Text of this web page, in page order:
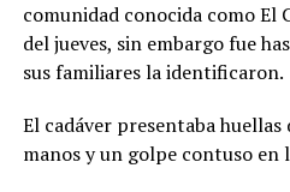
comunidad conocida como El
del jueves, sin embargo fue
sus familiares la identificaron.
El cadáver presentaba huellas
manos y un golpe contuso en